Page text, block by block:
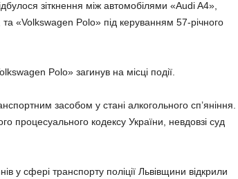
зіткнення між автомобілями «Audi A4»,
«Volkswagen Polo» під керуванням 57-річного
Polo» загинув на місці події.
засобом у стані алкогольного сп’яніння.
процесуального кодексу України, невдовзі суд
у сфері транспорту поліції Львівщини відкрили